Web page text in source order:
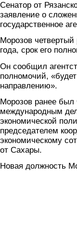
Сенатор от
заявление о
государственное
Морозов четвертый
года, срок его
Он сообщил
полномочий,
направлению».
Морозов ранее
международным
экономической
председателем
экономическому
от Сахары.
Новая должность